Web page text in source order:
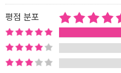
앞에서 어떤 선택을 하고, 타인과의
여실히 보여 주는 장편 소설이다. 부모
부해 좋은 대학에나 진학하라는 엄격
뢰도 얻고 싶고 멋진 남자 친구와의
이에서 혼란스러워하던 주인공, 열일
평점 분포